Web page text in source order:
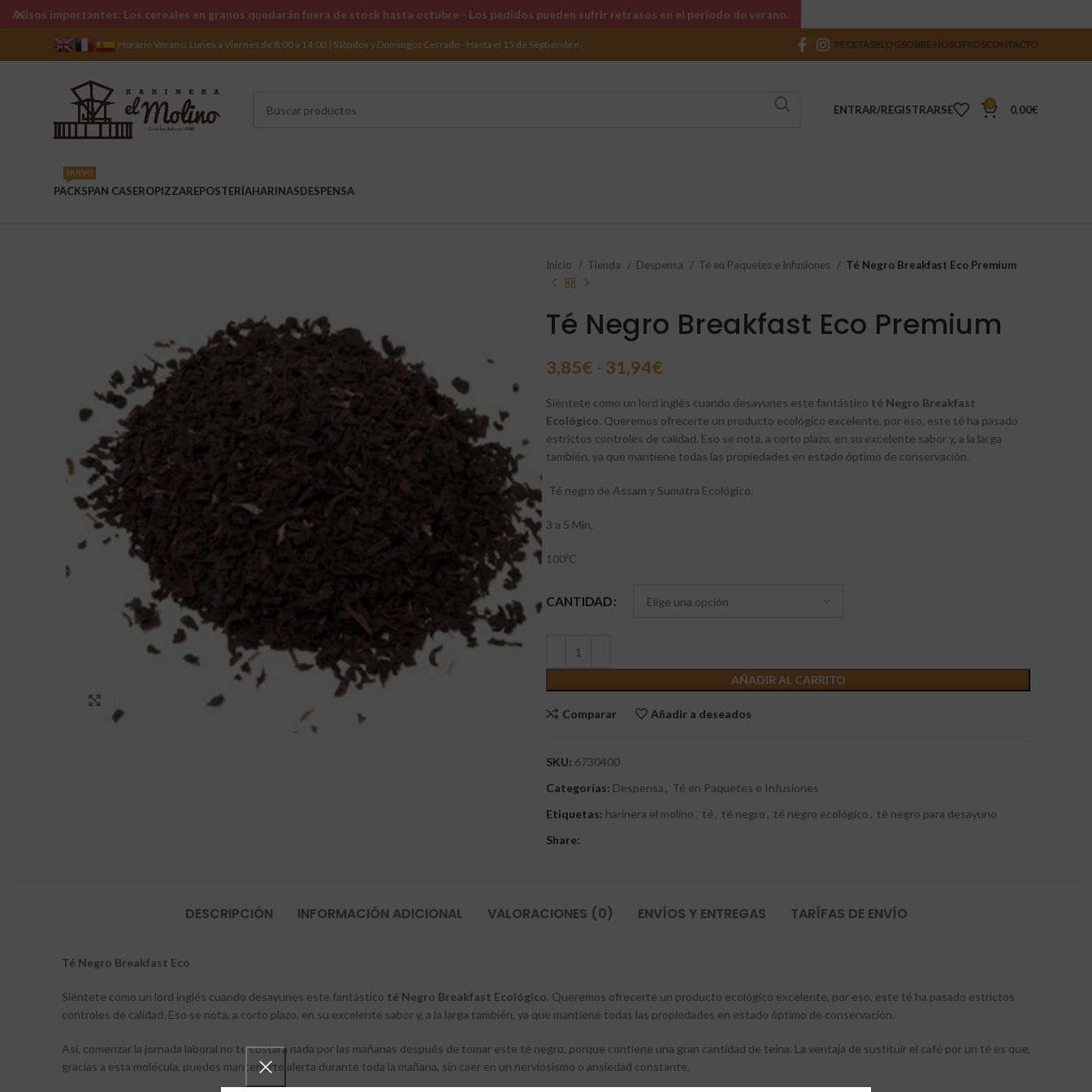
Horario Verano: Lunes a Viernes de 8:00 a 14:00 | Sábados y Domingos Cerrado - Hasta el 15 de Septiembre. RECETASBLOGSOBRE NOSOTROSCONTACTO
ENTRAR/REGISTRARSE 0 0,00€
PACKS
NUEVO
PAN CASEROPIZZAREPOSTERÍAHARINASDESPENSA
Inicio Tienda Despensa Té en Paquetes e Infusiones Té Negro Breakfast Eco Premium
Té Negro Breakfast Eco Premium
3,85€ - 31,94€
Siéntete como un lord inglés cuando desayunes este fantástico té Negro Breakfast
Ecológico. Queremos ofrecerte un producto ecológico excelente, por eso, este té ha pasado
estrictos controles de calidad. Eso se nota, a corto plazo, en su excelente sabor y, a la larga
también, ya que mantiene todas las propiedades en estado óptimo de conservación.
Té negro de Assam y Sumatra Ecológico.
3 a 5 Min.
100ºC
CANTIDAD
AÑADIR AL CARRITO
Comparar Añadir a deseados
SKU: 6730400
Categorías: Despensa , Té en Paquetes e Infusiones
Etiquetas: harinera el molino , té , té negro , té negro ecológico , té negro para desayuno
Share:
DESCRIPCIÓN INFORMACIÓN ADICIONAL VALORACIONES (0) ENVÍOS Y ENTREGAS TARÍFAS DE ENVÍO
Té Negro Breakfast Eco
Siéntete como un lord inglés cuando desayunes este fantástico té Negro Breakfast Ecológico. Queremos ofrecerte un producto ecológico excelente, por eso, este té ha pasado estrictos
controles de calidad. Eso se nota, a corto plazo, en su excelente sabor y, a la larga también, ya que mantiene todas las propiedades en estado óptimo de conservación.
Así, comenzar la jornada laboral no te costará nada por las mañanas después de tomar este té negro, porque contiene una gran cantidad de teína. La ventaja de sustituir el café por un té es que,
gracias a esta molécula, puedes mantenerte alerta durante toda la mañana, sin caer en un nerviosismo o ansiedad constante.
Avisos importantes: Los cereales en granos quedarán fuera de stock hasta octubre - Los pedidos pueden sufrir retrasos en el período de verano.